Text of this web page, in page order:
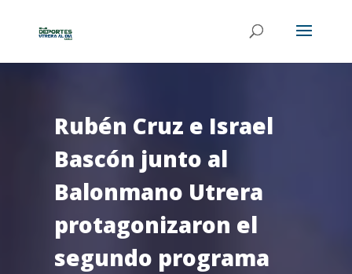
Rubén Cruz e Israel
Bascón junto al
Balonmano Utrera
protagonizaron el
segundo programa